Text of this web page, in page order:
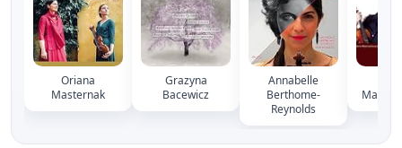
Oriana
Masternak
Grazyna
Bacewicz
Annabelle
Berthome-
Reynolds